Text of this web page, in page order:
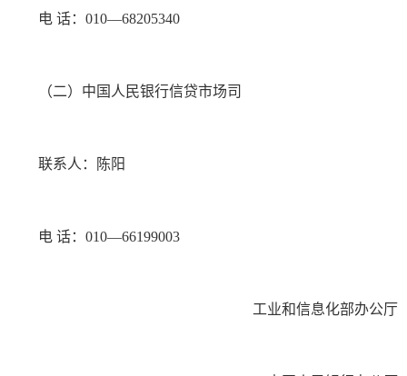
电 话：010—68205340
（二）中国人民银行信贷市场司
联系人：陈阳
电 话：010—66199003
工业和信息化部办公厅